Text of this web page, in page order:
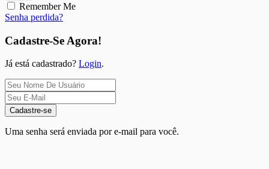
Remember Me
Senha perdida?
Cadastre-Se Agora!
Já está cadastrado? Login.
Cadastre-se
Uma senha será enviada por e-mail para você.